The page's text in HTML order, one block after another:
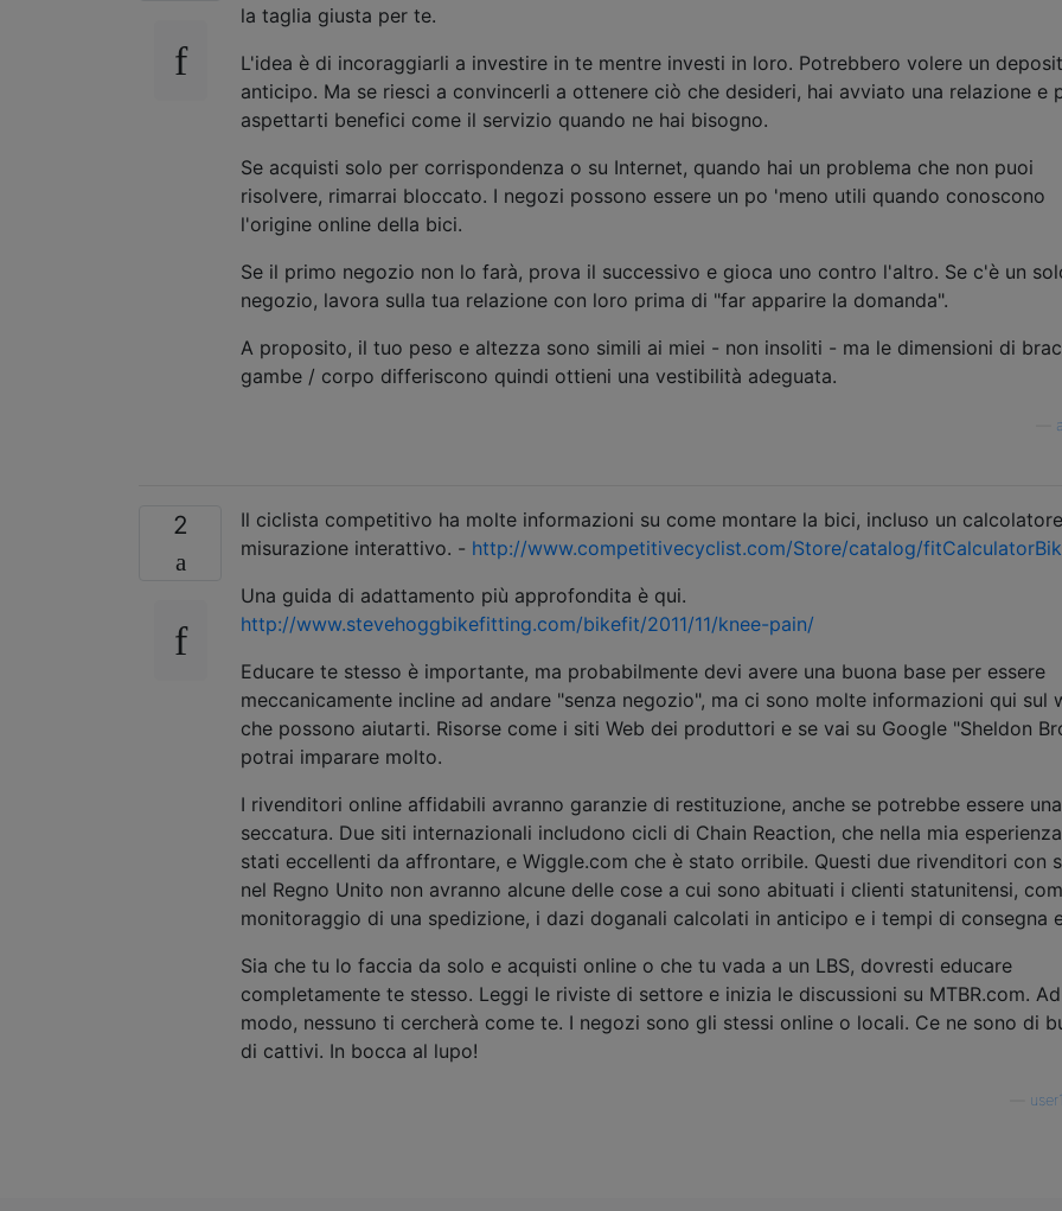
la taglia giusta per te.
L'idea è di incoraggiarli a investire in te mentre investi in loro. Potrebbero volere un
anticipo. Ma se riesci a convincerli a ottenere ciò che desideri, hai avviato una relazione e
aspettarti benefici come il servizio quando ne hai bisogno.
Se acquisti solo per corrispondenza o su Internet, quando hai un problema che non puoi
risolvere, rimarrai bloccato. I negozi possono essere un po 'meno utili quando conoscono
l'origine online della bici.
Se il primo negozio non lo farà, prova il successivo e gioca uno contro l'altro. Se c'è un
negozio, lavora sulla tua relazione con loro prima di "far apparire la domanda".
A proposito, il tuo peso e altezza sono simili ai miei - non insoliti - ma le dimensioni di
gambe / corpo differiscono quindi ottieni una vestibilità adeguata.
2
Il ciclista competitivo ha molte informazioni su come montare la bici, incluso un
misurazione interattivo. - http://www.competitivecyclist.com/Store/catalog/
Una guida di adattamento più approfondita è qui.
http://www.stevehoggbikefitting.com/bikefit/2011/11/knee-pain/
Educare te stesso è importante, ma probabilmente devi avere una buona base per essere
meccanicamente incline ad andare "senza negozio", ma ci sono molte informazioni qui sul
che possono aiutarti. Risorse come i siti Web dei produttori e se vai su Google "Sheldon
potrai imparare molto.
I rivenditori online affidabili avranno garanzie di restituzione, anche se potrebbe essere una
seccatura. Due siti internazionali includono cicli di Chain Reaction, che nella mia
stati eccellenti da affrontare, e Wiggle.com che è stato orribile. Questi due rivenditori con
nel Regno Unito non avranno alcune delle cose a cui sono abituati i clienti statunitensi,
monitoraggio di una spedizione, i dazi doganali calcolati in anticipo e i tempi di consegna
Sia che tu lo faccia da solo e acquisti online o che tu vada a un LBS, dovresti educare
completamente te stesso. Leggi le riviste di settore e inizia le discussioni su MTBR.com.
modo, nessuno ti cercherà come te. I negozi sono gli stessi online o locali. Ce ne sono di
di cattivi. In bocca al lupo!